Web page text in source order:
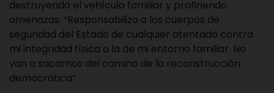
destruyendo el vehículo familiar y profiriendo
amenazas. “Responsabilizo a los cuerpos de
seguridad del Estado de cualquier atentado contra
mi integridad física o la de mi entorno familiar. No
van a sacarnos del camino de la reconstrucción
democrática”.